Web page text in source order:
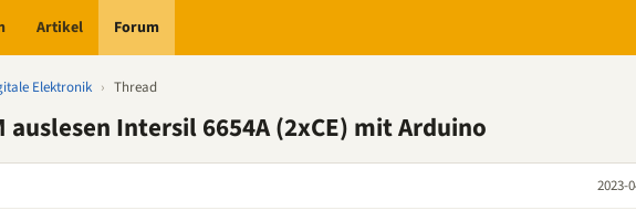
Artikel Forum
Elektronik › Thread
auslesen Intersil 6654A (2xCE) mit Arduino
2023-